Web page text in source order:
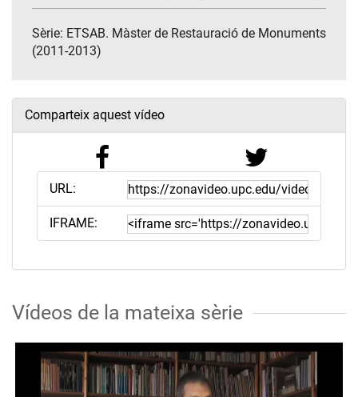
Sèrie: ETSAB. Màster de Restauració de Monuments
(2011-2013)
Comparteix aquest vídeo
URL:
IFRAME:
Vídeos de la mateixa sèrie